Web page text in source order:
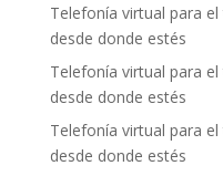
Telefonía virtual para
desde donde estés
Telefonía virtual para
desde donde estés
Telefonía virtual para
desde donde estés